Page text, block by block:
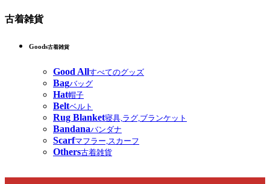
古着雑貨
Goods古着雑貨
Good Allすべてのグッズ
Bagバッグ
Hat帽子
Beltベルト
Rug Blanket寝具,ラグ,ブランケット
Bandanaバンダナ
Scarfマフラー,スカーフ
Others古着雑貨